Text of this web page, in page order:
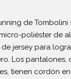
de Tombolini
poliéster de
jersey para
Los pantalones,
tienen cordón